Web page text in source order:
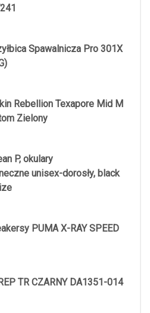
Spawalnicza Pro 301X
Rebellion Texapore Mid M
Zielony
P, okulary
unisex-dorosły, black
PUMA X-RAY SPEED
TR CZARNY DA1351-014